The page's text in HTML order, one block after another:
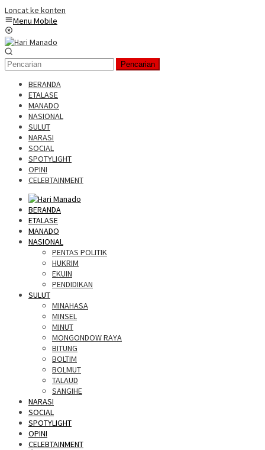
Loncat ke konten
Menu Mobile
Pencarian
BERANDA
ETALASE
MANADO
NASIONAL
SULUT
NARASI
SOCIAL
SPOTYLIGHT
OPINI
CELEBTAINMENT
BERANDA
ETALASE
MANADO
NASIONAL
PENTAS POLITIK
HUKRIM
EKUIN
PENDIDIKAN
SULUT
MINAHASA
MINSEL
MINUT
MONGONDOW RAYA
BITUNG
BOLTIM
BOLMUT
TALAUD
SANGIHE
NARASI
SOCIAL
SPOTYLIGHT
OPINI
CELEBTAINMENT